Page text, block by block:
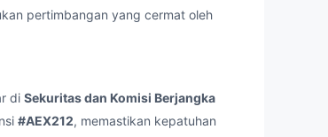
pertimbangan yang cermat oleh
di Sekuritas dan Komisi Berjangka
#AEX212, memastikan kepatuhan